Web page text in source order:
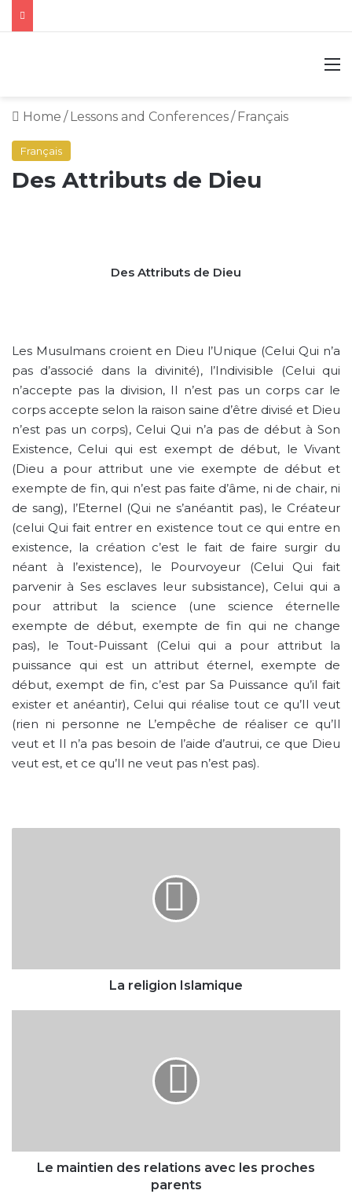
Home / Lessons and Conferences/ Français
Français
Des Attributs de Dieu
Des Attributs de Dieu
Les Musulmans croient en Dieu l’Unique (Celui Qui n’a
pas d’associé dans la divinité), l’Indivisible (Celui qui
n’accepte pas la division, Il n’est pas un corps car le
corps accepte selon la raison saine d’être divisé et Dieu
n’est pas un corps), Celui Qui n’a pas de début à Son
Existence, Celui qui est exempt de début, le Vivant
(Dieu a pour attribut une vie exempte de début et
exempte de fin, qui n’est pas faite d’âme, ni de chair, ni
de sang), l’Eternel (Qui ne s’anéantit pas), le Créateur
(celui Qui fait entrer en existence tout ce qui entre en
existence, la création c’est le fait de faire surgir du
néant à l’existence), le Pourvoyeur (Celui Qui fait
parvenir à Ses esclaves leur subsistance), Celui qui a
pour attribut la science (une science éternelle
exempte de début, exempte de fin qui ne change
pas), le Tout-Puissant (Celui qui a pour attribut la
puissance qui est un attribut éternel, exempte de
début, exempt de fin, c’est par Sa Puissance qu’il fait
exister et anéantir), Celui qui réalise tout ce qu’Il veut
(rien ni personne ne L’empêche de réaliser ce qu’Il
veut et Il n’a pas besoin de l’aide d’autrui, ce que Dieu
veut est, et ce qu’Il ne veut pas n’est pas).
La religion Islamique
Le maintien des relations avec les proches
parents